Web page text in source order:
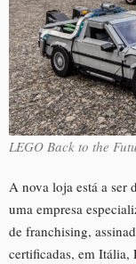
LEGO Back to the
A nova loja está a ser
uma empresa
de franchising,
certificadas, em Itália,